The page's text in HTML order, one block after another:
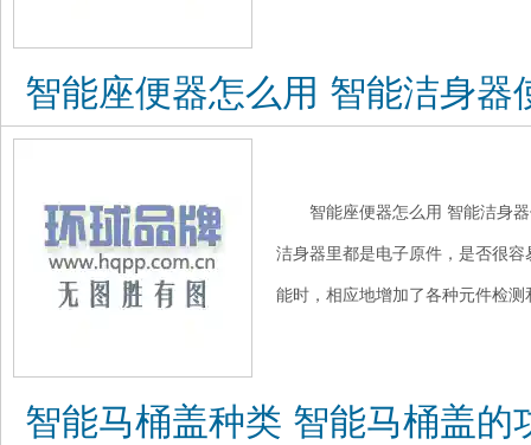
智能座便器怎么用 智能洁身器
智能座便器怎么用 智能洁身
洁身器里都是电子原件，是否很
能时，相应地增加了各种元件检测
智能马桶盖种类 智能马桶盖的